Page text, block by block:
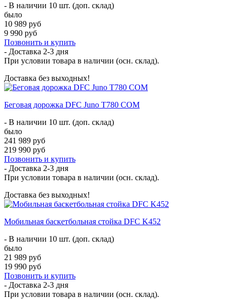
- В наличии 10 шт. (доп. склад)
было
10 989 руб
9 990 руб
Позвонить и купить
- Доставка 2-3 дня
При условии товара в наличии (осн. склад).
Доставка без выходных!
Беговая дорожка DFC Juno T780 COM
- В наличии 10 шт. (доп. склад)
было
241 989 руб
219 990 руб
Позвонить и купить
- Доставка 2-3 дня
При условии товара в наличии (осн. склад).
Доставка без выходных!
Мобильная баскетбольная стойка DFC K452
- В наличии 10 шт. (доп. склад)
было
21 989 руб
19 990 руб
Позвонить и купить
- Доставка 2-3 дня
При условии товара в наличии (осн. склад).